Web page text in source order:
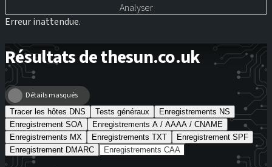
Analyser
Erreur inattendue.
Résultats de thesun.co.uk
Détails masqués
Tracer les hôtes DNS Tests généraux
Enregistrements NS
Enregistrement SOA
Enregistrements A / AAAA / CNAME
Enregistrements MX
Enregistrements TXT
Enregistrement SPF
Enregistrement DMARC
Enregistrements CAA